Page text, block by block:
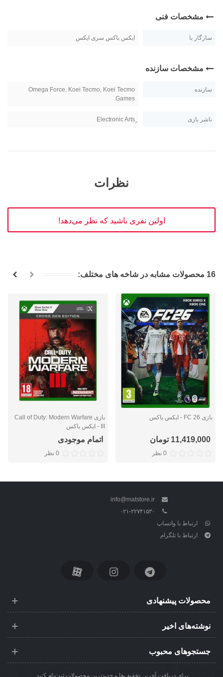
مشخصات فنی
سازگار با ایکس باکس سری ایکس
مشخصات سازنده
سازنده
Omega Force, Koei Tecmo, Koei Tecmo
Games
ناشر بازی
نظرات
اولین نفری باشید که نظر می‌دهد!
16 محصولات مشابه در شاخه های مختلف:
بازی FC 26 - ایکس باکس
11,419,000 تومان
0 نظر
بازی Call of Duty: Modern Warfare
اتمام موجودی
0 نظر
info@matstore.ir
۰۲۱-۲۲۷۴۱۵۳۰
ارتباط با واتساپ
ارتباط با تلگرام
محصولات پیشنهادی
نوشته‌های اخیر
جستجوهای محبوب
برای دریافت آخرین تخفیف‌ها و جدیدترین محصولات ثبت‌نام کنید.